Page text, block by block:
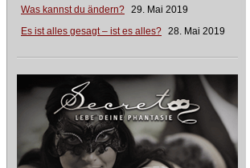
Was kannst du ändern? 29. Mai 2019
Es ist alles gesagt – ist es alles? 28. Mai 2019